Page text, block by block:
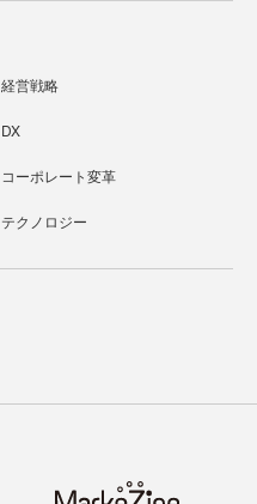
経営戦略
DX
コーポレート変革
テクノロジー